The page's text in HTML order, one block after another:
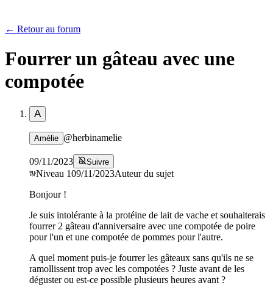
← Retour au forum
Fourrer un gâteau avec une
compotée
A
Amélie @herbinamelie
09/11/2023 Suivre
Niveau 109/11/2023Auteur du sujet
Bonjour !
Je suis intolérante à la protéine de lait de vache et souhaiterais
fourrer 2 gâteau d'anniversaire avec une compotée de poire
pour l'un et une compotée de pommes pour l'autre.
A quel moment puis-je fourrer les gâteaux sans qu'ils ne se
ramollissent trop avec les compotées ? Juste avant de les
déguster ou est-ce possible plusieurs heures avant ?